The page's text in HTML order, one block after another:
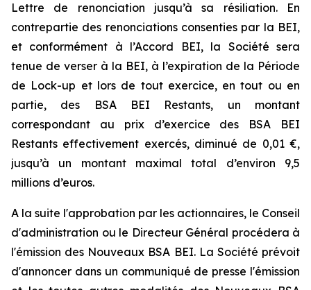
Lettre de renonciation jusqu’à sa résiliation. En
contrepartie des renonciations consenties par la BEI,
et conformément à l’Accord BEI, la Société sera
tenue de verser à la BEI, à l’expiration de la Période
de Lock-up et lors de tout exercice, en tout ou en
partie, des BSA BEI Restants, un montant
correspondant au prix d’exercice des BSA BEI
Restants effectivement exercés, diminué de 0,01 €,
jusqu’à un montant maximal total d’environ 9,5
millions d’euros.
A la suite l'approbation par les actionnaires, le Conseil
d'administration ou le Directeur Général procédera à
l'émission des Nouveaux BSA BEI. La Société prévoit
d'annoncer dans un communiqué de presse l'émission